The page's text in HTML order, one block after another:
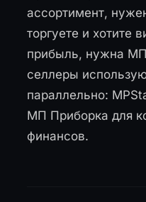
ассортимент,
торгуете и хотите
прибыль, нужна
селлеры
параллельно:
МП Приборка для
финансов.